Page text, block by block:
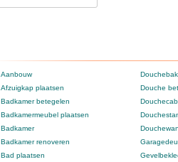
Aanbouw
Afzuigkap plaatsen
Badkamer betegelen
Badkamermeubel plaatsen
Badkamer
Badkamer renoveren
Bad plaatsen
Douche